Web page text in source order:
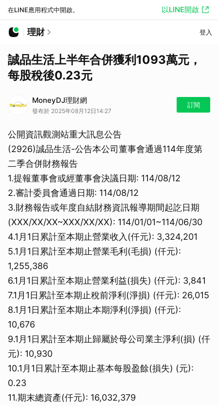
在LINE應用程式中開啟。 以LINE開啟
理財 登入
誠品生活上半年合併獲利1093萬元，
每股稅後0.23元
MoneyDJ理財網
發布於 2025年08月12日14:27
訂閱
公開資訊觀測站重大訊息公告
(2926)誠品生活-公告本公司董事會通過114年度第
二季合併財務報告
1.提報董事會或經董事會決議日期: 114/08/12
2.審計委員會通過日期: 114/08/12
3.財務報告或年度自結財務資訊報導期間起訖日期
(XXX/XX/XX~XXX/XX/XX): 114/01/01~114/06/30
4.1月1日累計至本期止營業收入(仟元): 3,324,201
5.1月1日累計至本期止營業毛利(毛損) (仟元):
1,255,386
6.1月1日累計至本期止營業利益(損失) (仟元): 3,841
7.1月1日累計至本期止稅前淨利(淨損) (仟元): 26,015
8.1月1日累計至本期止本期淨利(淨損) (仟元):
10,676
9.1月1日累計至本期止歸屬於母公司業主淨利(損) (仟
元): 10,930
10.1月1日累計至本期止基本每股盈餘(損失) (元):
0.23
11.期末總資產(仟元): 16,032,379